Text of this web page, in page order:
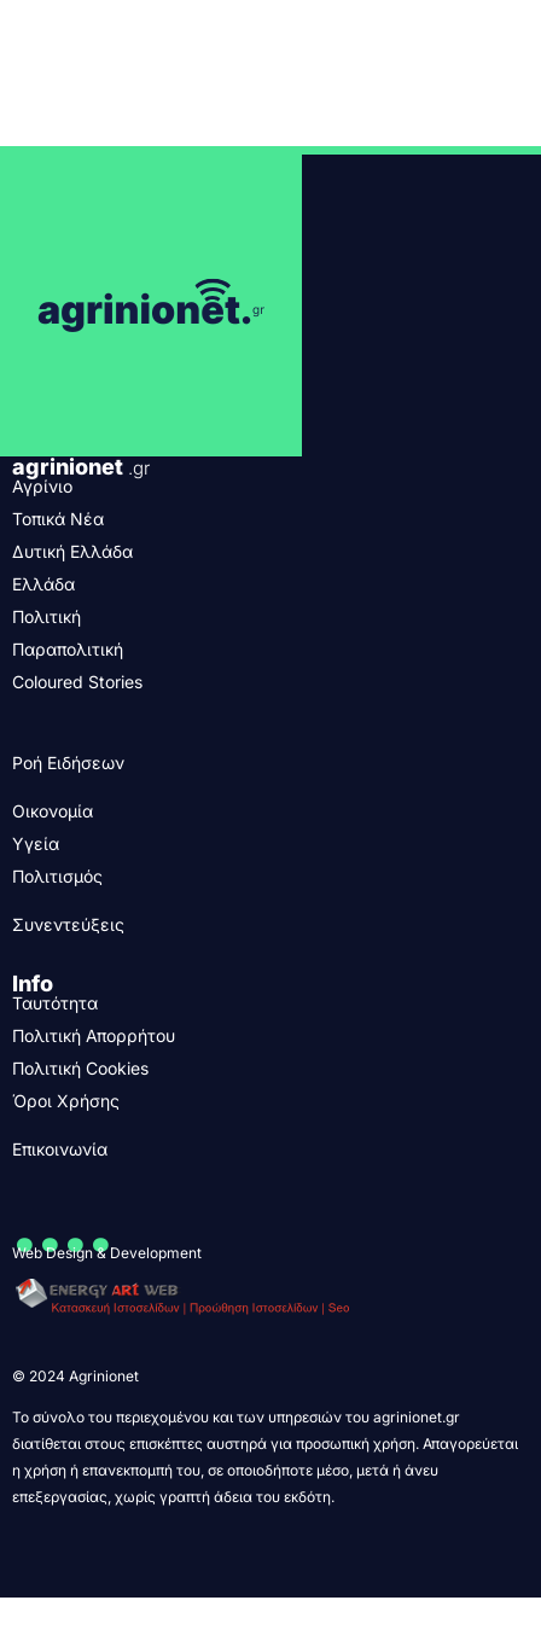
agrinionet .gr
Αγρίνιο
Τοπικά Νέα
Δυτική Ελλάδα
Ελλάδα
Πολιτική
Παραπολιτική
Coloured Stories
Ροή Ειδήσεων
Οικονομία
Υγεία
Πολιτισμός
Συνεντεύξεις
Info
Ταυτότητα
Πολιτική Απορρήτου
Πολιτική Cookies
Όροι Χρήσης
Επικοινωνία
....
Web Design & Development
© 2024 Agrinionet
Το σύνολο του περιεχομένου και των υπηρεσιών του agrinionet.gr
διατίθεται στους επισκέπτες αυστηρά για προσωπική χρήση. Απαγορεύεται
η χρήση ή επανεκπομπή του, σε οποιοδήποτε μέσο, μετά ή άνευ
επεξεργασίας, χωρίς γραπτή άδεια του εκδότη.